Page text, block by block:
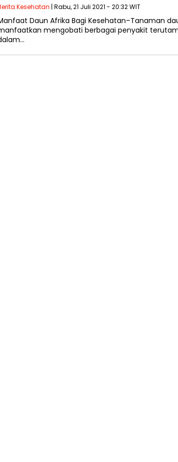
Kesehatan | Rabu, 21 Juli 2021 - 20:32 WIT
Daun Afrika Bagi Kesehatan–Tanaman
mengobati berbagai penyakit